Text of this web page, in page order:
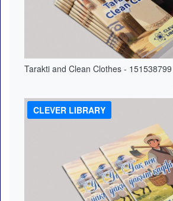
Tarakti and Clean Clothes - 151538799
CLEVER LIBRARY